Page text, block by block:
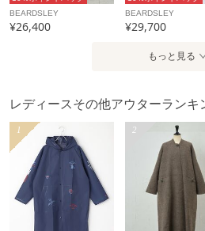
BEARDSLEY
¥26,400
BEARDSLEY
¥29,700
もっと見る
レディースその他アウターランキ
1 2